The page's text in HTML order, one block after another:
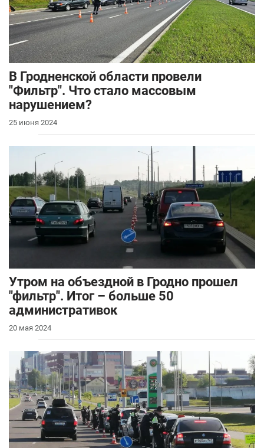
В Гродненской области провели
"Фильтр". Что стало массовым
нарушением?
25 июня 2024
Утром на объездной в Гродно прошел
"фильтр". Итог – больше 50
административок
20 мая 2024